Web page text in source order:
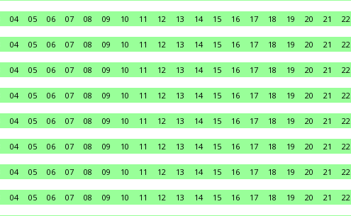
04 05 06 07 08 09 10 11 12 13 14 15 16 17 18 19 20 21 22
04 05 06 07 08 09 10 11 12 13 14 15 16 17 18 19 20 21 22
04 05 06 07 08 09 10 11 12 13 14 15 16 17 18 19 20 21 22
04 05 06 07 08 09 10 11 12 13 14 15 16 17 18 19 20 21 22
04 05 06 07 08 09 10 11 12 13 14 15 16 17 18 19 20 21 22
04 05 06 07 08 09 10 11 12 13 14 15 16 17 18 19 20 21 22
04 05 06 07 08 09 10 11 12 13 14 15 16 17 18 19 20 21 22
04 05 06 07 08 09 10 11 12 13 14 15 16 17 18 19 20 21 22